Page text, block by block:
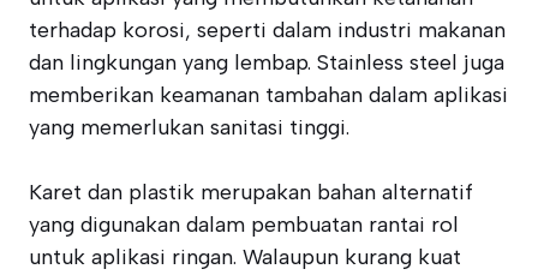
terhadap korosi, seperti dalam industri makanan
dan lingkungan yang lembap. Stainless steel juga
memberikan keamanan tambahan dalam aplikasi
yang memerlukan sanitasi tinggi.
Karet dan plastik merupakan bahan alternatif
yang digunakan dalam pembuatan rantai rol
untuk aplikasi ringan. Walaupun kurang kuat